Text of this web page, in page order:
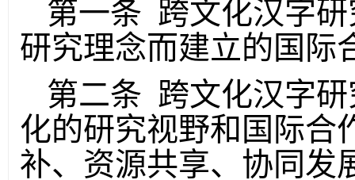
第一条 跨文化汉字
研究理念而建立的国际
第二条 跨文化汉字
化的研究视野和国际合
补、资源共享、协同发